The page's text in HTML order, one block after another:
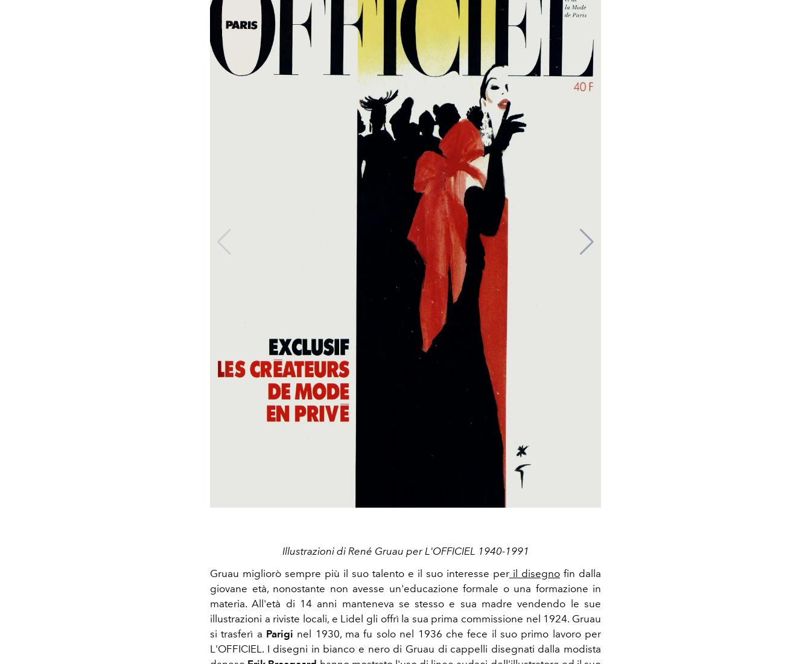
Illustrazioni di René Gruau per L'OFFICIEL 1940-1991
Gruau migliorò sempre più il suo talento e il suo interesse per il disegno fin dalla
giovane età, nonostante non avesse un'educazione formale o una formazione in
materia. All'età di 14 anni manteneva se stesso e sua madre vendendo le sue
illustrazioni a riviste locali, e Lidel gli offrì la sua prima commissione nel 1924. Gruau
si trasferì a Parigi nel 1930, ma fu solo nel 1936 che fece il suo primo lavoro per
L'OFFICIEL. I disegni in bianco e nero di Gruau di cappelli disegnati dalla modista